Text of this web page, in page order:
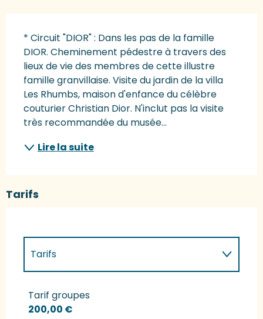
* Circuit "DIOR" : Dans les pas de la famille
DIOR. Cheminement pédestre à travers des
lieux de vie des membres de cette illustre
famille granvillaise. Visite du jardin de la villa
Les Rhumbs, maison d'enfance du célèbre
couturier Christian Dior. N'inclut pas la visite
très recommandée du musée...
Lire la suite
Tarifs
Tarifs
Tarifs 2027
Tarif groupes
200,00 €